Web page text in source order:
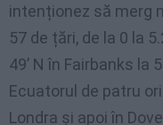
intenționez să merg
57 de țări, de la 0 la
49’ N în Fairbanks la
Ecuatorul de patru
Londra și apoi în